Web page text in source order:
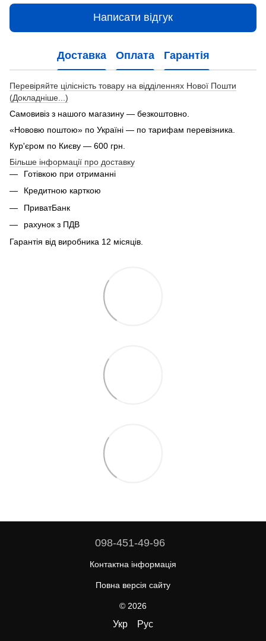
Написати відгук
Доставка Оплата Гарантія
Перевіряйте цілісність товару на відділеннях Нової Пошти
(Докладніше...)
Самовивіз з нашого магазину — безкоштовно.
«Нововю поштою» по Україні — по тарифам перевізника.
Кур'єром по Києву — 600 грн.
Більше інформації про доставку
Готівкою при отриманні
Кредитною карткою
ПриватБанк
рахунок з ПДВ
Гарантія від виробника 12 місяців.
098-451-49-96
Контактна інформація
Повна версія сайту
© 2026
Укр Рус